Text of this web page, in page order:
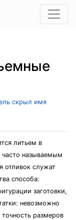
скрыл имя
литьем в
называемым
отливок служат
способа:
заготовки,
невозможно
размеров